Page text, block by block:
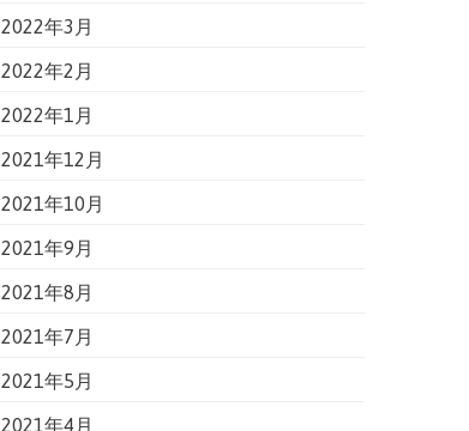
2022年3月
2022年2月
2022年1月
2021年12月
2021年10月
2021年9月
2021年8月
2021年7月
2021年5月
2021年4月